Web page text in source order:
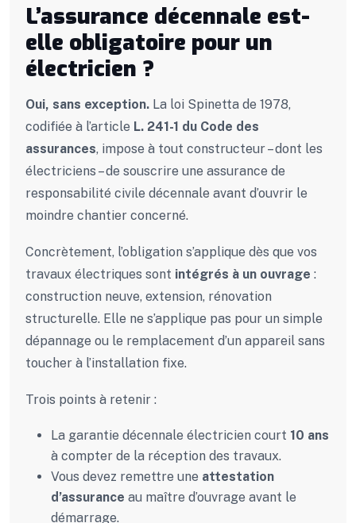
L’assurance décennale est-
elle obligatoire pour un
électricien ?
Oui, sans exception. La loi Spinetta de 1978,
codifiée à l’article L. 241-1 du Code des
assurances, impose à tout constructeur – dont les
électriciens – de souscrire une assurance de
responsabilité civile décennale avant d’ouvrir le
moindre chantier concerné.
Concrètement, l’obligation s’applique dès que vos
travaux électriques sont intégrés à un ouvrage :
construction neuve, extension, rénovation
structurelle. Elle ne s’applique pas pour un simple
dépannage ou le remplacement d’un appareil sans
toucher à l’installation fixe.
Trois points à retenir :
La garantie décennale électricien court 10 ans
à compter de la réception des travaux.
Vous devez remettre une attestation
d’assurance au maître d’ouvrage avant le
démarrage.